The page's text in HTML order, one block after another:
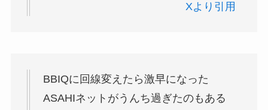
Xより引用
BBIQに回線変えたら激早になった
ASAHIネットがうんち過ぎたのもある